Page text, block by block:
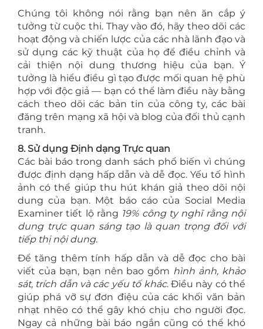
Chúng tôi không nói rằng bạn nên ăn cắp ý
tưởng từ cuộc thi. Thay vào đó, hãy theo dõi các
hoạt động và chiến lược của các nhà lãnh đạo và
sử dụng các kỹ thuật của họ để điều chỉnh và
cải thiện nội dung thương hiệu của bạn. Ý
tưởng là hiểu điều gì tạo được mối quan hệ phù
hợp với độc giả — bạn có thể làm điều này bằng
cách theo dõi các bản tin của công ty, các bài
đăng trên mạng xã hội và blog của đối thủ cạnh
tranh.
8. Sử dụng Định dạng Trực quan
Các bài báo trong danh sách phổ biến vì chúng
được định dạng hấp dẫn và dễ đọc. Yếu tố hình
ảnh có thể giúp thu hút khán giả theo dõi nội
dung của bạn. Một báo cáo của Social Media
Examiner tiết lộ rằng 19% công ty nghĩ rằng nội
dung trực quan sáng tạo là quan trọng đối với
tiếp thị nội dung.
Để tăng thêm tính hấp dẫn và dễ đọc cho bài
viết của bạn, bạn nên bao gồm hình ảnh, khảo
sát, trích dẫn và các yếu tố khác. Điều này có thể
giúp phá vỡ sự đơn điệu của các khối văn bản
nhạt nhẽo có thể gây khó chịu cho người đọc.
Ngay cả những bài báo ngắn cũng có thể khó